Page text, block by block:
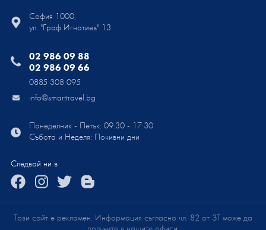
София 1000,
ул. "Граф Игнатиев" 13
02 986 09 88
02 986 09 66
0885 308 095
info@smarttravel.bg
Понеделник - Петък: 09:30 - 17:30
Събота и Неделя: Почивни дни
Следвай ни в
Този сайт е рекламен. Информация съгласно чл. 82 от ЗТ може да